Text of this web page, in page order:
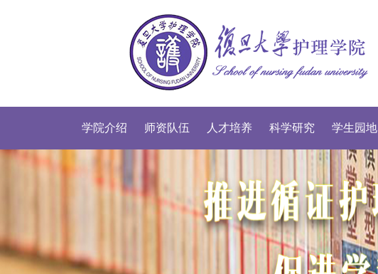
学院介绍 师资队伍 人才培养 科学研究 学生园地